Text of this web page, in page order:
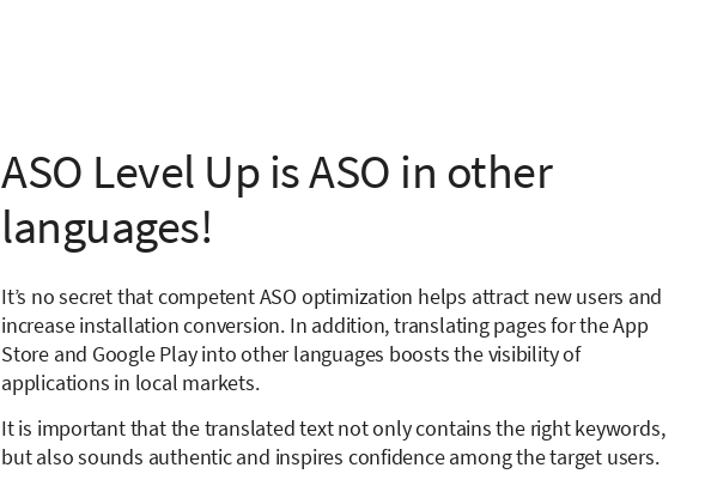
ASO Level Up is ASO in other
languages!
It’s no secret that competent ASO optimization helps attract new users and
increase installation conversion. In addition, translating pages for the App
Store and Google Play into other languages boosts the visibility of
applications in local markets.
It is important that the translated text not only contains the right keywords,
but also sounds authentic and inspires confidence among the target users.